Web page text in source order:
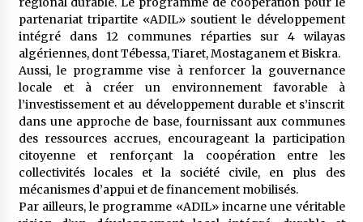
Première voiture de course conçue et
fabriquée localement : Une équipe d’étudiants
algériens participe à une compétition
internationale
3 semaines ago
Université Alger 3 : Lancement d’un master à
cursus intégré à la licence en communication
en langue amazighe
3 semaines ago
partenariat tripartite «ADIL» soutient le développement
intégré dans 12 communes réparties sur 4 wilayas
algériennes, dont Tébessa, Tiaret, Mostaganem et Biskra.
Aussi, le programme vise à renforcer la gouvernance
locale et à créer un environnement favorable à
l’investissement et au développement durable et s’inscrit
dans une approche de base, fournissant aux communes
des ressources accrues, encourageant la participation
citoyenne et renforçant la coopération entre les
collectivités locales et la société civile, en plus des
mécanismes d’appui et de financement mobilisés.
Par ailleurs, le programme «ADIL» incarne une véritable